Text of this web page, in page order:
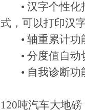
• 汉字个性化
式，可以打印汉
• 轴重累计功
• 分度值自动
• 自我诊断功
120吨汽车大地